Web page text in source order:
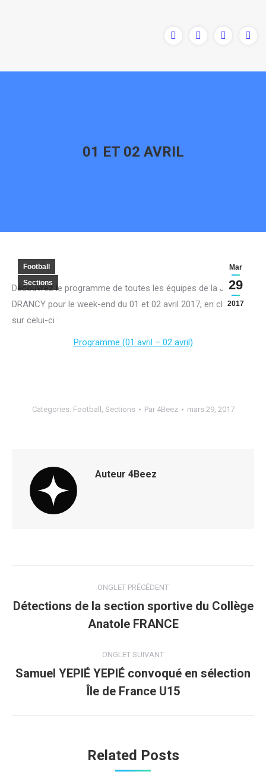
01 ET 02 AVRIL
Mar
29
2017
Football
Sections
Découvrez le programme de toutes les équipes de la JA
DRANCY pour le week-end du 01 et 02 avril 2017, en cliquant
sur celui-ci :
Programme (01 avril – 02 avril)
Categories: Football , Sections Par 4Beez mars 29, 2017
Auteur 4Beez
de
commentaire
ONGLET PRÉCÉDENT
Onglet
précédent
Détections de la section sportive du Collège
Anatole FRANCE
ONGLET SUIVANT
Onglet
suivant
Samuel YEPIÉ YEPIÉ convoqué en sélection
Île de France U15
Related Posts